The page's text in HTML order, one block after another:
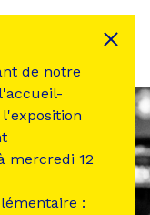
de notre
mercredi 12
: